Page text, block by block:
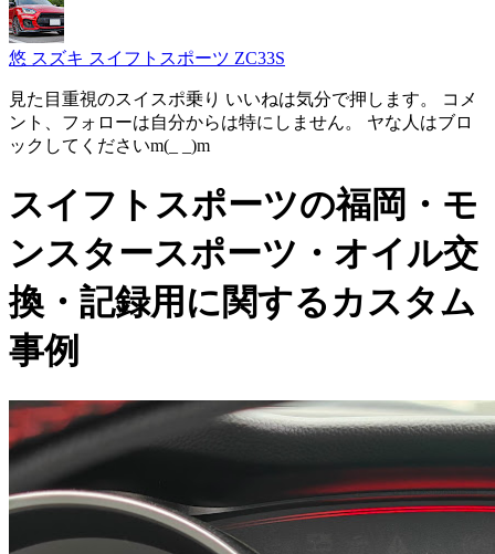
悠 スズキ スイフトスポーツ ZC33S
見た目重視のスイスポ乗り いいねは気分で押します。 コメ
ント、フォローは自分からは特にしません。 ヤな人はブロ
ックしてくださいm(_ _)m
スイフトスポーツの福岡・モ
ンスタースポーツ・オイル交
換・記録用に関するカスタム
事例